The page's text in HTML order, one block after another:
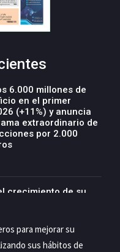
6.000 millones de
en el primer
(+11%) y anuncia
extraordinario de
por 2.000
crecimiento de su
presente en siete
para mejorar su
sus hábitos de